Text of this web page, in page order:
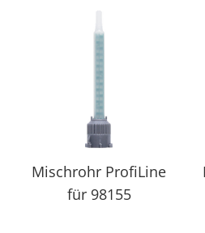
Mischrohr ProfiLine
für 98155